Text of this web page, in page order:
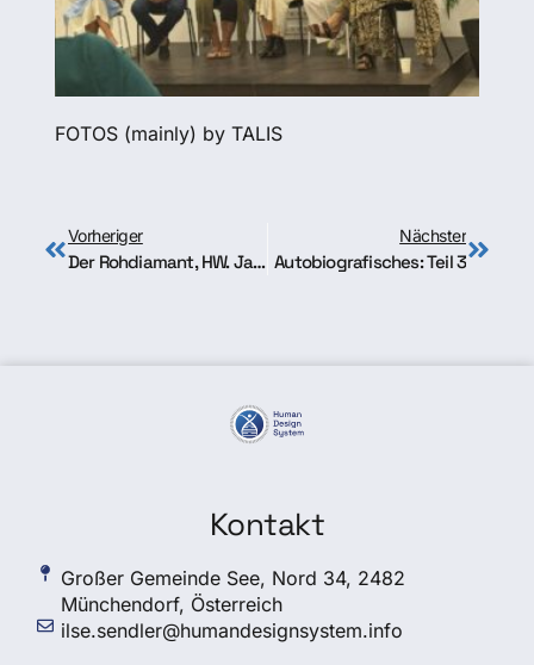
FOTOS (mainly) by TALIS
Vorheriger
Der Rohdiamant, HW. Janssen
Nächster
Autobiografisches: Teil 3
Kontakt
Großer Gemeinde See, Nord 34, 2482
Münchendorf, Österreich
ilse.sendler@humandesignsystem.info